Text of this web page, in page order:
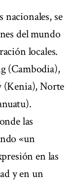
nacionales, se
del mundo
locales.
(Cambodia),
(Kenia), Norte
las
«un
en las
y en un